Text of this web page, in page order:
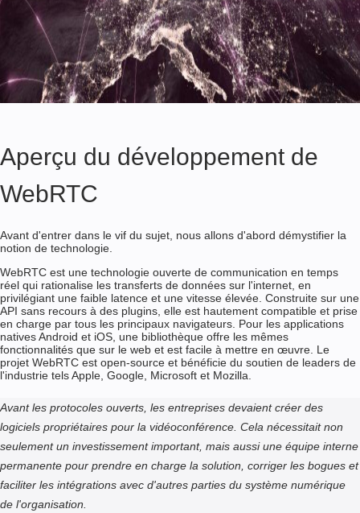
Aperçu du développement de
WebRTC
Avant d'entrer dans le vif du sujet, nous allons d'abord démystifier la
notion de technologie.
WebRTC est une technologie ouverte de communication en temps
réel qui rationalise les transferts de données sur l'internet, en
privilégiant une faible latence et une vitesse élevée. Construite sur une
API sans recours à des plugins, elle est hautement compatible et prise
en charge par tous les principaux navigateurs. Pour les applications
natives Android et iOS, une bibliothèque offre les mêmes
fonctionnalités que sur le web et est facile à mettre en œuvre. Le
projet WebRTC est open-source et bénéficie du soutien de leaders de
l'industrie tels Apple, Google, Microsoft et Mozilla.
Avant les protocoles ouverts, les entreprises devaient créer des
logiciels propriétaires pour la vidéoconférence. Cela nécessitait non
seulement un investissement important, mais aussi une équipe interne
permanente pour prendre en charge la solution, corriger les bogues et
faciliter les intégrations avec d'autres parties du système numérique
de l'organisation.